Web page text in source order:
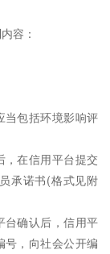
容：
包括环境影响评
在信用平台提交
承诺书(格式见附
确认后，信用平
号，向社会公开编